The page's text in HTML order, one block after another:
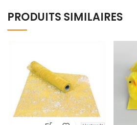
PRODUITS SIMILAIRES